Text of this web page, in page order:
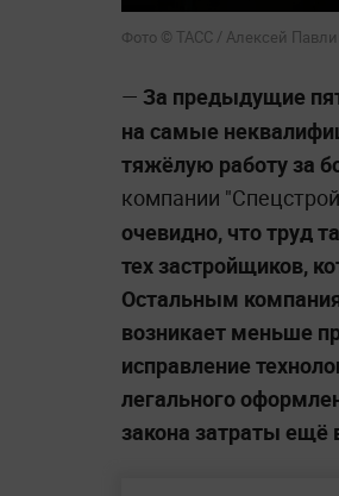
Фото © ТАСС / Алексей
— За предыдущие
на самые
тяжёлую работу за
компании
очевидно, что труд
тех застройщиков,
Остальным
возникает меньше
исправление
легального
закона затраты ещё